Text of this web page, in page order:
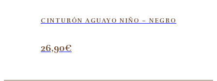
CINTURÓN AGUAYO NIÑO – NEGRO
26,90€